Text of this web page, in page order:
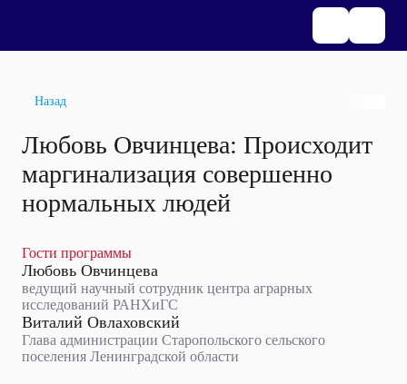
Назад
Любовь Овчинцева: Происходит
маргинализация совершенно
нормальных людей
Гости программы
Любовь Овчинцева
ведущий научный сотрудник центра аграрных
исследований РАНХиГС
Виталий Овлаховский
Глава администрации Старопольского сельского
поселения Ленинградской области